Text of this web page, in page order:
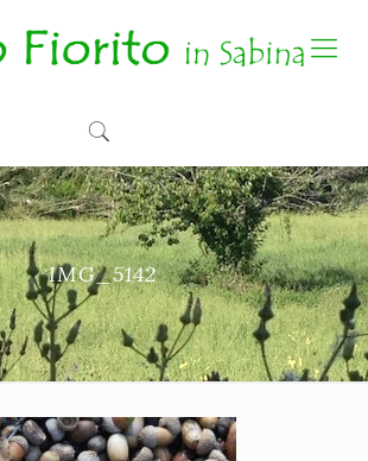
IMG_5142